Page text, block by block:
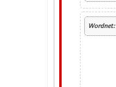
Wordnet: